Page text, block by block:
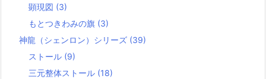
顕現図 (3)
もとつきわみの旗 (3)
神龍（シェンロン）シリーズ (39)
ストール (9)
三元整体ストール (18)